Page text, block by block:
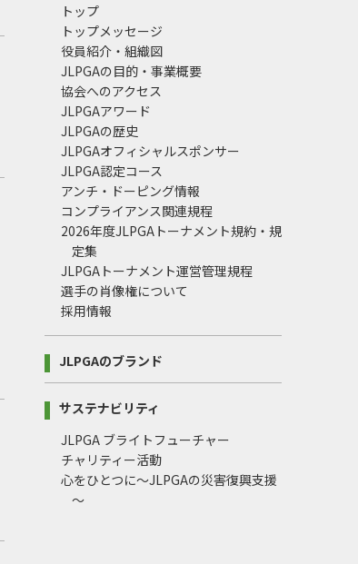
トップ
トップメッセージ
役員紹介・組織図
JLPGAの目的・事業概要
協会へのアクセス
JLPGAアワード
JLPGAの歴史
JLPGAオフィシャルスポンサー
JLPGA認定コース
アンチ・ドーピング情報
コンプライアンス関連規程
2026年度JLPGAトーナメント規約・規
定集
JLPGAトーナメント運営管理規程
選手の肖像権について
採用情報
JLPGAのブランド
サステナビリティ
JLPGA ブライトフューチャー
チャリティー活動
心をひとつに～JLPGAの災害復興支援
～